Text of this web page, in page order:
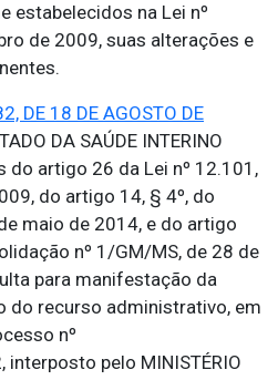
estabelecidos na Lei nº
de 2009, suas alterações e
DE 18 DE AGOSTO DE
DA SAÚDE INTERINO
do artigo 26 da Lei nº 12.101,
do artigo 14, § 4º, do
maio de 2014, e do artigo
nº 1/GM/MS, de 28 de
para manifestação da
do recurso administrativo, em
nº
pelo MINISTÉRIO